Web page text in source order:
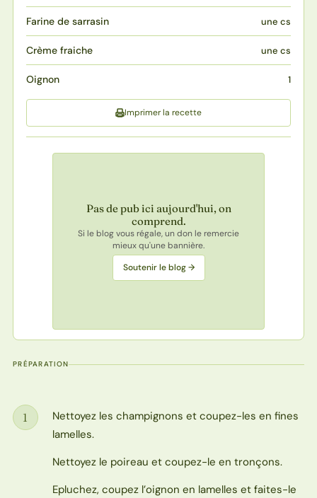
Farine de sarrasin une cs
Crème fraiche une cs
Oignon 1
Imprimer la recette
Pas de pub ici aujourd'hui, on
comprend.
Si le blog vous régale, un don le remercie
mieux qu'une bannière.
Soutenir le blog →
PRÉPARATION
Étape
1
Nettoyez les champignons et coupez-les en fines
lamelles.
Nettoyez le poireau et coupez-le en tronçons.
Epluchez, coupez l’oignon en lamelles et faites-le